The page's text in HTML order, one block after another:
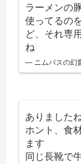
ラーメンの
使ってるの
ど、それ専
ね
— ニムバスの幻
ありました
ホント、食
ます
同じ長靴で